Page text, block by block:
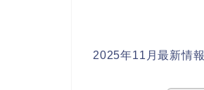
2025年11月最新情報